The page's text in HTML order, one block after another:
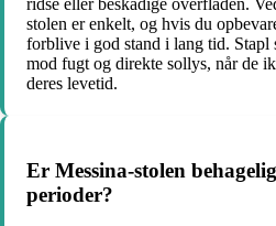
ridse eller beskadige overfladen.
stolen er enkelt, og hvis du
forblive i god stand i lang tid. Stapl
mod fugt og direkte sollys, når de
deres levetid.
Er Messina-stolen
perioder?